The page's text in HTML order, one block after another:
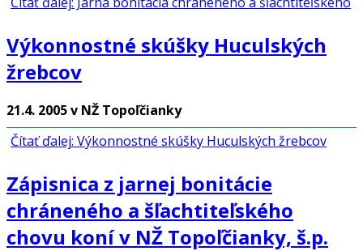
Výkonnostné skúšky Huculských
žrebcov
21.4. 2005 v NŽ Topoľčianky
Čítať ďalej: Výkonnostné skúšky Huculských žrebcov
Zápisnica z jarnej bonitácie
chráneného a šľachtiteľského
chovu koní v NŽ Topoľčianky, š.p.